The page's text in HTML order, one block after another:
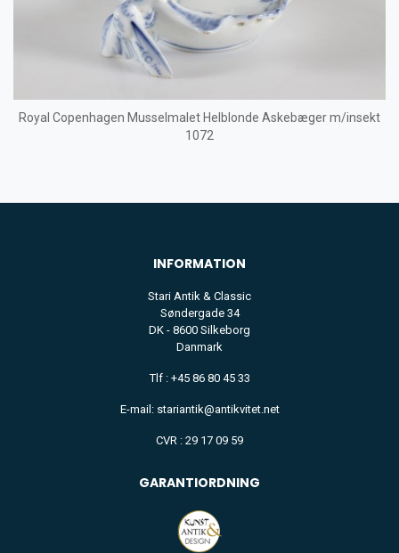
Royal Copenhagen Musselmalet Helblonde Askebæger m/insekt
1072
INFORMATION
Stari Antik & Classic
Søndergade 34
DK - 8600 Silkeborg
Danmark
Tlf : +45 86 80 45 33
E-mail: stariantik@antikvitet.net
CVR : 29 17 09 59
GARANTIORDNING